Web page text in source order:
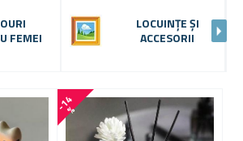
FEMEI
LOCUINȚE ȘI
ACCESORII
-
1
4
%